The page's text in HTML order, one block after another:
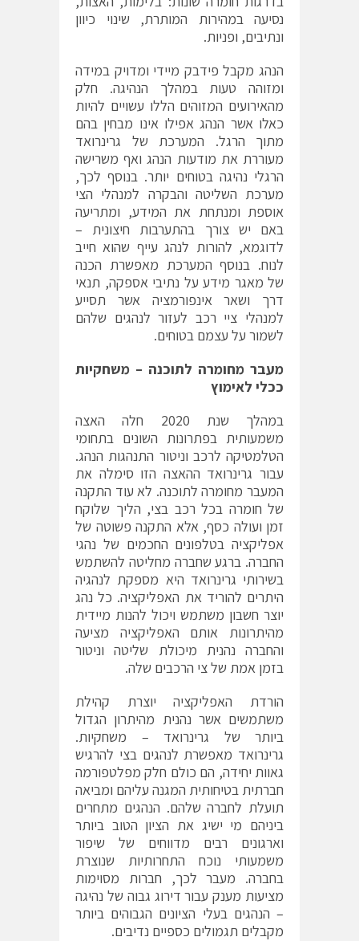
נסיעה במהירות המותרת, שינוי כיוון
ונתיבים, ופניות.
הנהג מקבל פידבק מיידי ומדויק במידה
ומזוהה טעות במהלך הנהיגה. חלק
מהאירועים המזוהים הללו עשויים להיות
כאלו אשר הנהג אפילו אינו מבחין בהם
מתוך הרגל. המערכת של גרינרואד
מעוררת את מודעות הנהג ואף משרישה
הרגלי נהיגה בטוחים יותר. בנוסף לכך,
מערכת השליטה והבקרה למנהלי הצי
אוספת ומנתחת את המידע, ומתריעה
באם יש צורך בהתערבות חיצונית –
לדוגמא, להורות לנהג עייף שהוא חייב
לנוח. בנוסף המערכת מאפשרת הכנה
של מאגר מידע על נתיבי אספקה, תנאי
דרך ושאר אינפורמציה אשר תסייע
למנהלי ציי רכב לעזור לנהגים שלהם
לשמור על עצמם בטוחים.
מעבר מחומרה לתוכנה – משחקיות
ככלי לאימוץ
במהלך שנת 2020 חלה האצה
משמעותית בפתרונות השונים בתחומי
הטלמטיקה לרכב וניטור התנהגות הנהג.
עבור גרינרואד ההאצה הזו סימלה את
המעבר מחומרה לתוכנה. לא עוד התקנה
של חומרה בכל רכב בצי, הליך שלוקח
זמן ועולה כסף, אלא התקנה פשוטה של
אפליקציה בטלפונים החכמים של נהגי
החברה. ברגע שחברה מחליטה להשתמש
בשירותי גרינרואד היא מספקת לנהגיה
היתרים להוריד את האפליקציה. כל נהג
יוצר חשבון משתמש ויכול להנות מיידית
מהיתרונות אותם האפליקציה מציעה
והחברה נהנית מיכולת שליטה וניטור
בזמן אמת של צי הרכבים שלה.
הורדת האפליקציה יוצרת קהילת
משתמשים אשר נהנית מהיתרון הגדול
ביותר של גרינרואד – משחקיות.
גרינרואד מאפשרת לנהגים בצי להרגיש
גאוות יחידה, הם כולם חלק מפלטפורמה
חברתית בטיחותית המגנה עליהם ומביאה
תועלת לחברה שלהם. הנהגים מתחרים
ביניהם מי ישיג את הציון הטוב ביותר
וארגונים רבים מדווחים של שיפור
משמעותי נוכח התחרותיות שנוצרת
בחברה. מעבר לכך, חברות מסוימות
מציעות מענק עבור דירוג גבוה של נהיגה
– הנהגים בעלי הציונים הגבוהים ביותר
מקבלים תגמולים כספיים נדיבים.